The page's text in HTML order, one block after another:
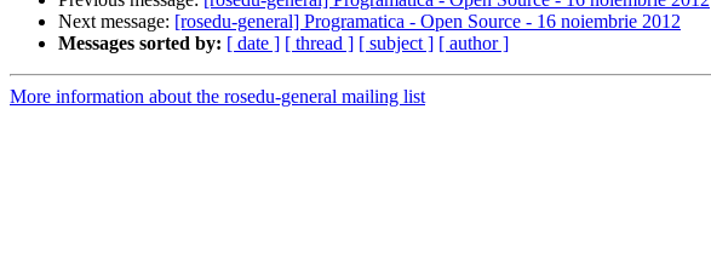
Next message: [rosedu-general] Programatica - Open Source - 16 noiembrie 2012
Messages sorted by: [ date ] [ thread ] [ subject ] [ author ]
More information about the rosedu-general mailing list